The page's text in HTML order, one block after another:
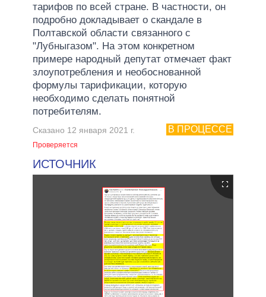
тарифов по всей стране. В частности, он
подробно докладывает о скандале в
Полтавской области связанного с
"Лубныгазом". На этом конкретном
примере народный депутат отмечает факт
злоупотребления и необоснованной
формулы тарификации, которую
необходимо сделать понятной
потребителям.
В ПРОЦЕССЕ
Сказано 12 января 2021 г.
Проверяется
ИСТОЧНИК